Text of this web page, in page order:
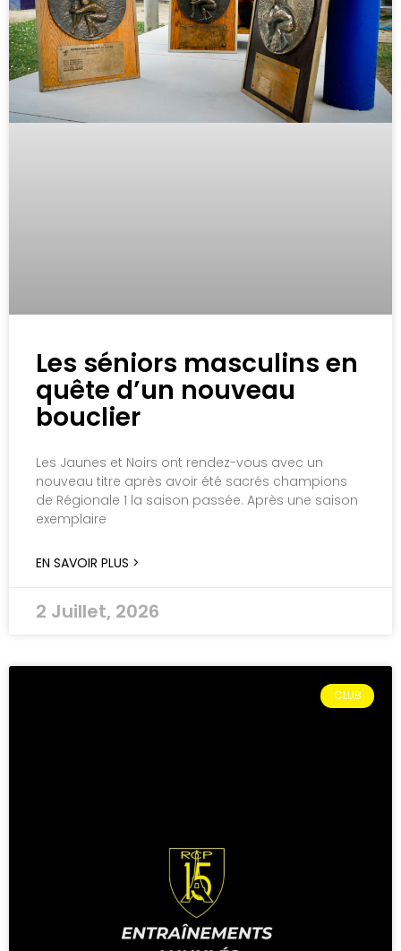
Les séniors masculins en
quête d’un nouveau
bouclier
Les Jaunes et Noirs ont rendez-vous avec un
nouveau titre après avoir été sacrés champions
de Régionale 1 la saison passée. Après une saison
exemplaire
EN SAVOIR PLUS >
2 Juillet, 2026
CLUB